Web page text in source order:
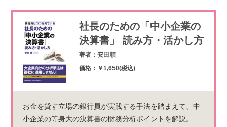
社長のための「中小企業の
決算書」 読み方・活かし方
著者：安田順
価格：￥1,650(税込)
お金を貸す立場の銀行員が実践する手法を踏まえて、中
小企業の等身大の決算書の財務分析ポイントを解説。